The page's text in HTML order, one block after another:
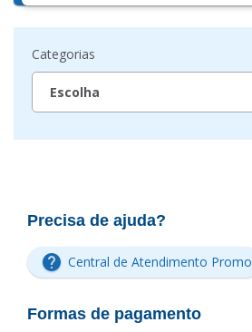
Categorias
Precisa de ajuda?
Central de Atendimento Promo
Formas de pagamento